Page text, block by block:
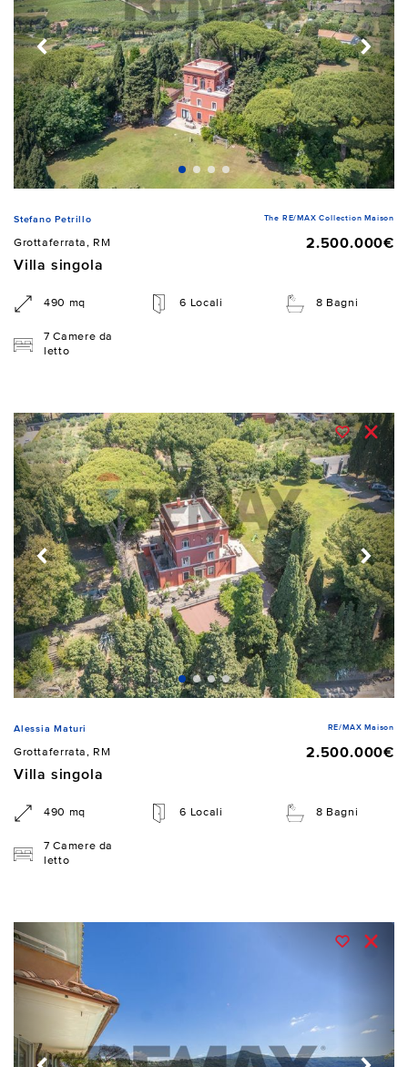
Stefano Petrillo The RE/MAX Collection Maison
Grottaferrata, RM
2.500.000€
Villa singola
490 mq 6 Locali 8 Bagni
7 Camere da
letto
Alessia Maturi RE/MAX Maison
Grottaferrata, RM
2.500.000€
Villa singola
490 mq 6 Locali 8 Bagni
7 Camere da
letto